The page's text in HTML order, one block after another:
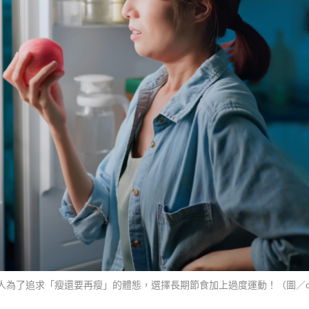
為了追求「瘦還要再瘦」的體態，選擇長期節食加上過度運動！（圖／